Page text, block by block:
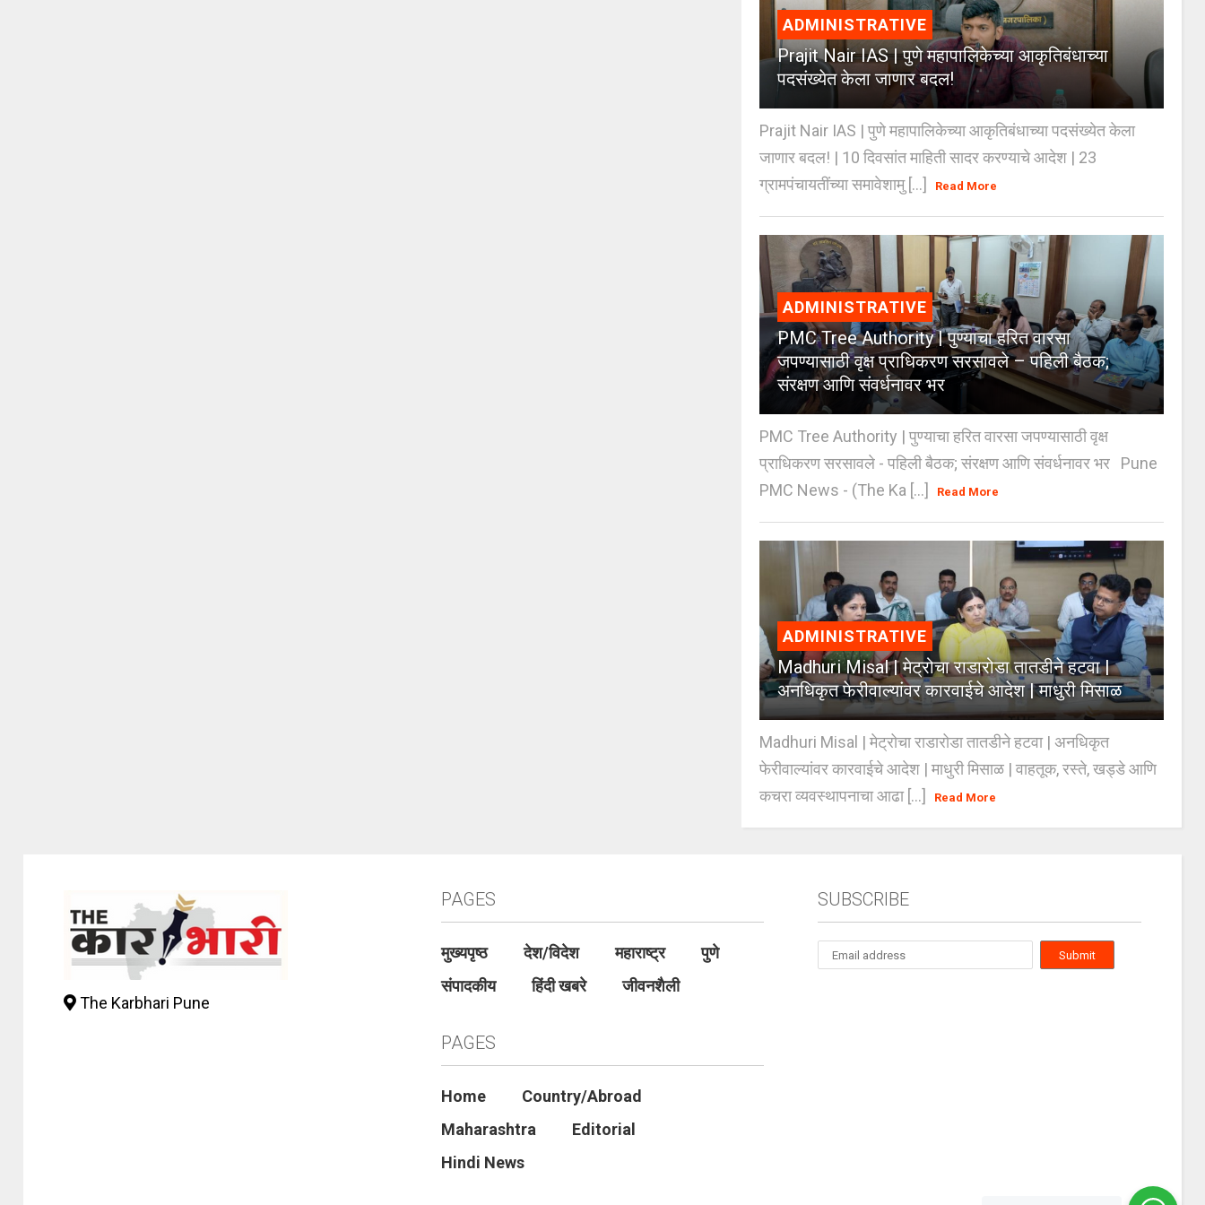
ADMINISTRATIVE
Prajit Nair IAS | पुणे महापालिकेच्या आकृतिबंधाच्या
पदसंख्येत केला जाणार बदल!
Prajit Nair IAS | पुणे महापालिकेच्या आकृतिबंधाच्या पदसंख्येत केला
जाणार बदल! | 10 दिवसांत माहिती सादर करण्याचे आदेश | 23
ग्रामपंचायतींच्या समावेशामु [...]
Read More
ADMINISTRATIVE
PMC Tree Authority | पुण्याचा हरित वारसा
जपण्यासाठी वृक्ष प्राधिकरण सरसावले – पहिली बैठक;
संरक्षण आणि संवर्धनावर भर
PMC Tree Authority | पुण्याचा हरित वारसा जपण्यासाठी वृक्ष
प्राधिकरण सरसावले - पहिली बैठक; संरक्षण आणि संवर्धनावर भर Pune
PMC News - (The Ka [...]
Read More
ADMINISTRATIVE
Madhuri Misal | मेट्रोचा राडारोडा तातडीने हटवा |
अनधिकृत फेरीवाल्यांवर कारवाईचे आदेश | माधुरी मिसाळ
Madhuri Misal | मेट्रोचा राडारोडा तातडीने हटवा | अनधिकृत
फेरीवाल्यांवर कारवाईचे आदेश | माधुरी मिसाळ | वाहतूक, रस्ते, खड्डे आणि
कचरा व्यवस्थापनाचा आढा [...]
Read More
The Karbhari Pune
PAGES
मुख्यपृष्ठ देश/विदेश महाराष्ट्र
पुणे
संपादकीय
हिंदी खबरे जीवनशैली
PAGES
Home
Country/Abroad
Maharashtra
Editorial
Hindi News
SUBSCRIBE